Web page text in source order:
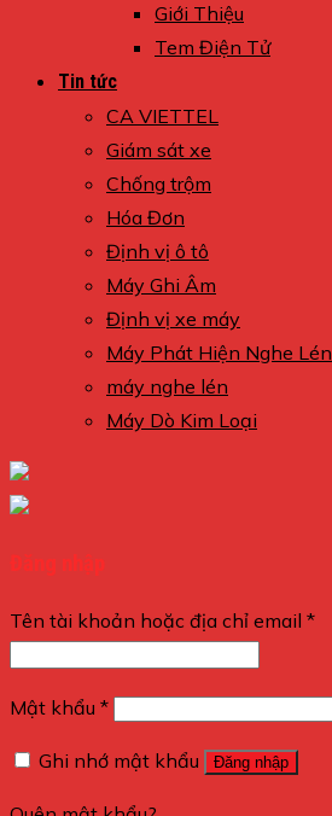
Giới Thiệu
Tem Điện Tử
Tin tức
CA VIETTEL
Giám sát xe
Chống trộm
Hóa Đơn
Định vị ô tô
Máy Ghi Âm
Định vị xe máy
Máy Phát Hiện Nghe Lén
máy nghe lén
Máy Dò Kim Loại
Đăng nhập
Tên tài khoản hoặc địa chỉ email *
Mật khẩu *
Ghi nhớ mật khẩu Đăng nhập